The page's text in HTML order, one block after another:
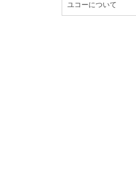
ユコーについて